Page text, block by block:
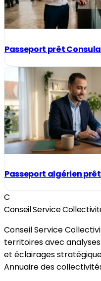
Passeport prêt
Passeport algérien
C
Conseil Service
Conseil Service
territoires avec
et éclairages
Annuaire des